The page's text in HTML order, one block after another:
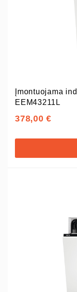
Įmontuojama
EEM43211L
378,00 €